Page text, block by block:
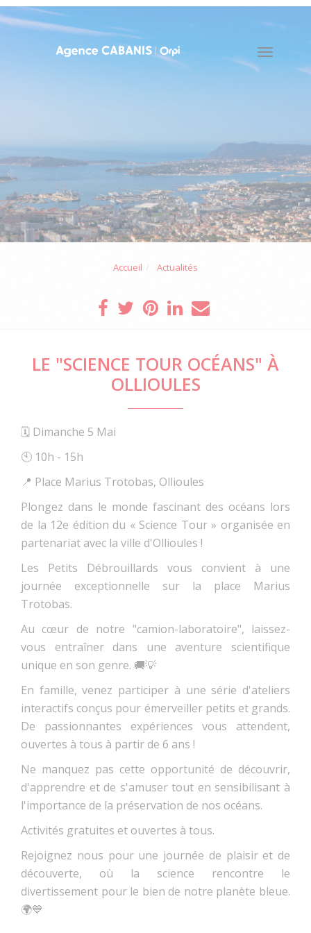
Toggle
Accueil Actualités
LE "SCIENCE TOUR OCÉANS" À
OLLIOULES
🗓️ Dimanche 5 Mai
🕙 10h - 15h
📍 Place Marius Trotobas, Ollioules
Plongez dans le monde fascinant des océans lors
de la 12e édition du « Science Tour » organisée en
partenariat avec la ville d'Ollioules !
Les Petits Débrouillards vous convient à une
journée exceptionnelle sur la place Marius
Trotobas.
Au cœur de notre "camion-laboratoire", laissez-
vous entraîner dans une aventure scientifique
unique en son genre. 🚚💡
En famille, venez participer à une série d'ateliers
interactifs conçus pour émerveiller petits et grands.
De passionnantes expériences vous attendent,
ouvertes à tous à partir de 6 ans !
Ne manquez pas cette opportunité de découvrir,
d'apprendre et de s'amuser tout en sensibilisant à
l'importance de la préservation de nos océans.
Activités gratuites et ouvertes à tous.
Rejoignez nous pour une journée de plaisir et de
découverte, où la science rencontre le
divertissement pour le bien de notre planète bleue.
🌍💙